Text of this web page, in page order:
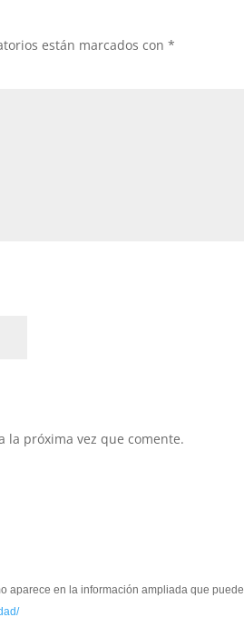
están marcados con*
la próxima vez que comente.
aparece en la información ampliada que puede